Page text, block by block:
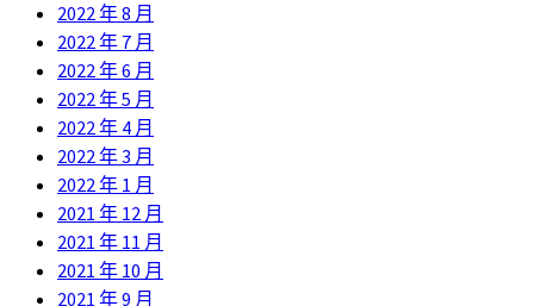
2022 年 8 月
2022 年 7 月
2022 年 6 月
2022 年 5 月
2022 年 4 月
2022 年 3 月
2022 年 1 月
2021 年 12 月
2021 年 11 月
2021 年 10 月
2021 年 9 月